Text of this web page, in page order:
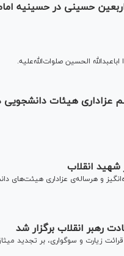
حسینی در حسینیه
الحسین صلوات‌الله‌علیه.
عزاداری هیئات
شهید انقلاب
و هرساله‌ی عزاداری هیئت‌های
رهبر انقلاب برگزار شد
زیارت و سوگواری، بر تجدید